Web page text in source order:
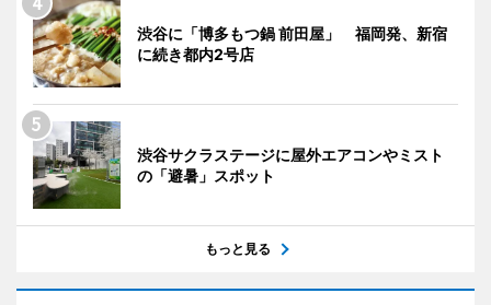
渋谷に「博多もつ鍋 前田屋」 福岡発、新宿
に続き都内2号店
渋谷サクラステージに屋外エアコンやミスト
の「避暑」スポット
もっと見る